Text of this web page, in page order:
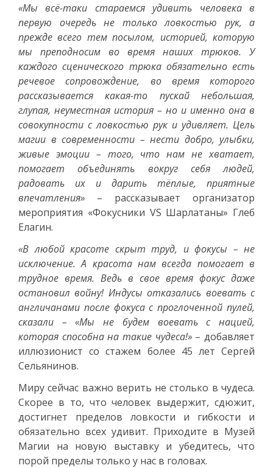
«Мы всё-таки стараемся удивить человека в
первую очередь не только ловкостью рук, а
прежде всего тем посылом, историей, которую
мы преподносим во время наших трюков. У
каждого сценического трюка обязательно есть
речевое сопровождение, во время которого
рассказывается какая-то пускай небольшая,
глупая, неуместная история – но и именно она в
совокупности с ловкостью рук и удивляет. Цель
магии в современности – нести добро, улыбки,
живые эмоции – того, что нам не хватает,
помогает объединять вокруг себя людей,
радовать их и дарить тёплые, приятные
впечатления» – рассказывает организатор
мероприятия «Фокусники VS Шарлатаны» Глеб
Елагин.
«В любой красоте скрыт труд, и фокусы – не
исключение. А красота нам всегда помогает в
трудное время. Ведь в свое время фокус даже
остановил войну! Индусы отказались воевать с
англичанами после фокуса с проглоченной пулей,
сказали – «Мы не будем воевать с нацией,
которая способна на такие чудеса!»– добавляет
иллюзионист со стажем более 45 лет Сергей
Сельянинов.
Миру сейчас важно верить не столько в чудеса.
Скорее в то, что человек выдержит, сдюжит,
достигнет пределов ловкости и гибкости и
обязательно всех удивит. Приходите в Музей
Магии на новую выставку и убедитесь, что
порой пределы только у нас в головах.